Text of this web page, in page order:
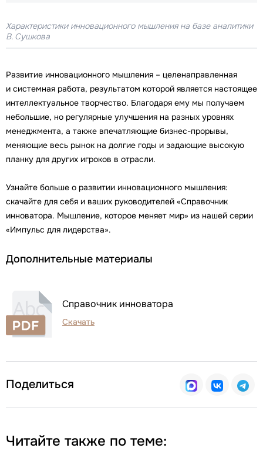
Характеристики инновационного мышления на базе аналитики
В. Сушкова
Развитие инновационного мышления – целенаправленная
и системная работа, результатом которой является настоящее
интеллектуальное творчество. Благодаря ему мы получаем
небольшие, но регулярные улучшения на разных уровнях
менеджмента, а также впечатляющие бизнес-прорывы,
меняющие весь рынок на долгие годы и задающие высокую
планку для других игроков в отрасли.
Узнайте больше о развитии инновационного мышления:
скачайте для себя и ваших руководителей «Справочник
инноватора. Мышление, которое меняет мир» из нашей серии
«Импульс для лидерства».
Дополнительные материалы
Справочник инноватора
Скачать
Поделиться
Читайте также по теме: